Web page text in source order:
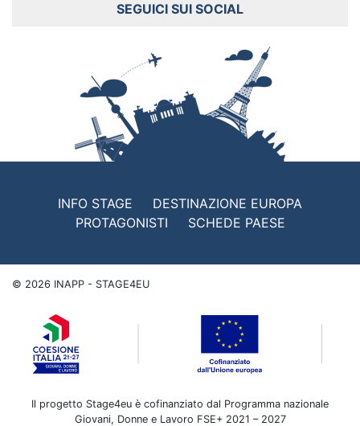
SEGUICI SUI SOCIAL
INFO STAGE
DESTINAZIONE EUROPA
PROTAGONISTI
SCHEDE PAESE
© 2026 INAPP - STAGE4EU
Il progetto Stage4eu è cofinanziato dal Programma nazionale
Giovani, Donne e Lavoro FSE+ 2021 – 2027